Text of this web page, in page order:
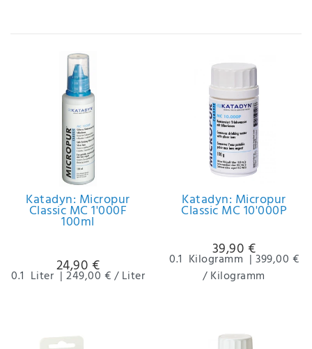
ANMERKUNGEN UND FILTERWÜNSCHE
bestätige
ich, dass
ich die
gelesen
habe.*
Katadyn: Micropur
Classic MC 1'000F
100ml
24,90 €
0.1 Liter | 249,00 € / Liter
Katadyn: Micropur
Classic MC 10'000P
39,90 €
0.1 Kilogramm | 399,00 €
/ Kilogramm